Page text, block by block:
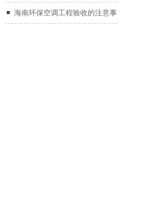
2017中国制冷展
海南环保空调工程验收的注意事